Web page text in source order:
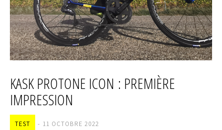
KASK PROTONE ICON : PREMIÈRE
IMPRESSION
TEST 11 OCTOBRE 2022